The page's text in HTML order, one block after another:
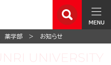
MENU
薬学部 お知らせ